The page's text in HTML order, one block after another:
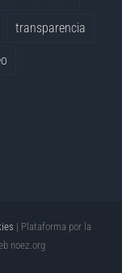
transparencia
| Plataforma por la
noez.org